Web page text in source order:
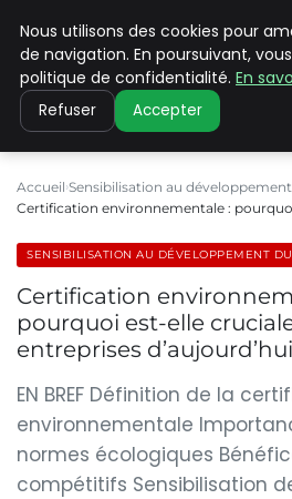
CLIMATE C
Accueil Sensibilisation au
Certification environnementale :
SENSIBILISATION AU DÉVELOPPEMENT
Certification
pourquoi est-elle
entreprises
EN BREF Définition de la
environnementale
normes écologiques
compétitifs Sensibilisation
Nous utilisons des cookies pour
de navigation. En poursuivant,
politique de confidentialité. En
Refuser Accepter